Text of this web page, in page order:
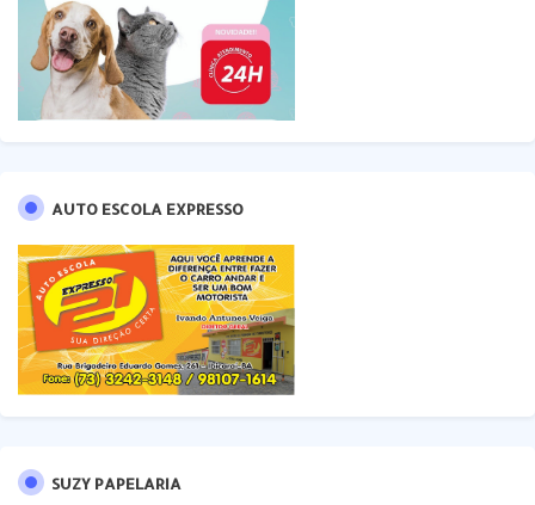
AUTO ESCOLA EXPRESSO
SUZY PAPELARIA